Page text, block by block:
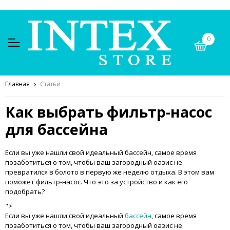
0
Главная Статьи
Как выбрать фильтр-насос
для бассейна
Если вы уже нашли свой идеальный бассейн, самое время
позаботиться о том, чтобы ваш загородный оазис не
превратился в болото в первую же неделю отдыха. В этом вам
поможет фильтр-насос. Что это за устройство и как его
подобрать?
">
Если вы уже нашли свой идеальный бассейн, самое время
позаботиться о том, чтобы ваш загородный оазис не